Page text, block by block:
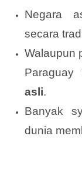
Negara
secara
Walaupun
Paraguay
asli.
Banyak
dunia